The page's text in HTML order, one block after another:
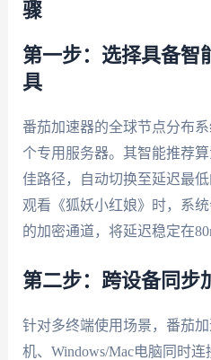
骤
第一步：选择具备智
具
番茄加速器的全球节点分布
个专用服务器。其智能推荐
佳路径，自动切换至延迟最
观看《狐妖小红娘》时，系
的加密通道，将延迟稳定在
第二步：跨设备同步
针对多终端使用场景，番茄
机、Windows/Mac电脑同时